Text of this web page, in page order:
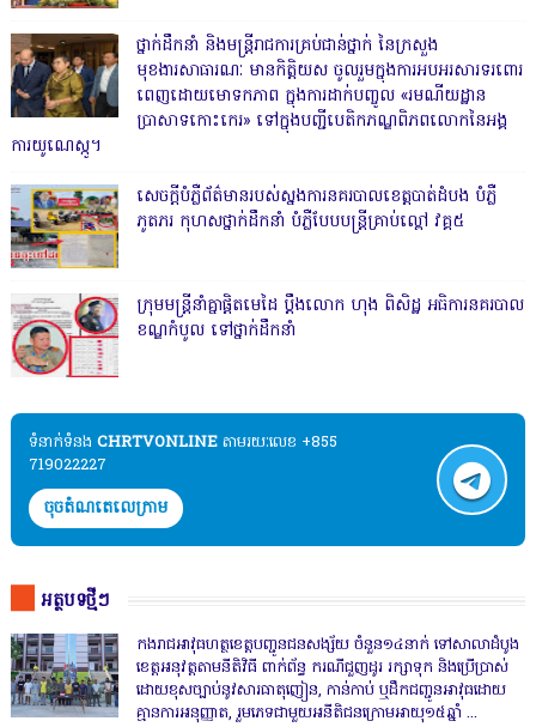
ថ្នាក់ដឹកនាំ និងមន្ត្រីរាជការគ្រប់ជាន់ថ្នាក់ នៃក្រសួង
មុខងារសាធារណៈ មានកិត្តិយស ចូលរួមក្នុងការអបអរសារទរពោរ
ពេញដោយមោទកភាព ក្នុងការដាក់បញ្ចូល «រមណីយដ្ឋាន
ប្រាសាទកោះកេរ» ទៅក្នុងបញ្ជីបេតិកភណ្ឌពិភពលោកនៃអង្គ
ការយូណេស្កូ។
សេចក្តីបំភ្លឺព័ត៌មានរបស់ស្នងការនគរបាលខេត្តបាត់ដំបង បំភ្លឺ
ភូតភរ កុហសថ្នាក់ដឹកនាំ បំភ្លឺបែបបន្ត្រីគ្រាប់ល្ពៅ វគ្គ៥
ក្រុមមន្ត្រីនាំគ្នាផ្ដិតមេដៃ ប្ដឹងលោក ហុង ពិសិដ្ឋ អធិការនគរបាល
ខណ្ឌកំបូល ទៅថ្នាក់ដឹកនាំ
ទំនាក់ទំនង​​ CHRTVONLINE តាមរយៈលេខ +855
719022227
ចុចតំណតេលេក្រាម
អត្ថបទថ្មីៗ
កងរាជឣាវុធហត្ថខេត្តបញ្ជូនជនសង្ស័យ ចំនួន១៤នាក់ ទៅសាលាដំបូង
ខេត្តឣនុវត្តតាមនីតិវិធី ពាក់ព័ន្ធ ករណីជួញដូរ រក្សាទុក និងប្រើប្រាស់
ដោយខុសច្បាប់នូវសារធាតុញៀន, កាន់កាប់ ឬដឹកជញ្ជូនអាវុធដោយ
គ្មានការអនុញ្ញាត, រួមភេទជាមួយអនីតិជនក្រោមអាយុ១៥ឆ្នាំ ...